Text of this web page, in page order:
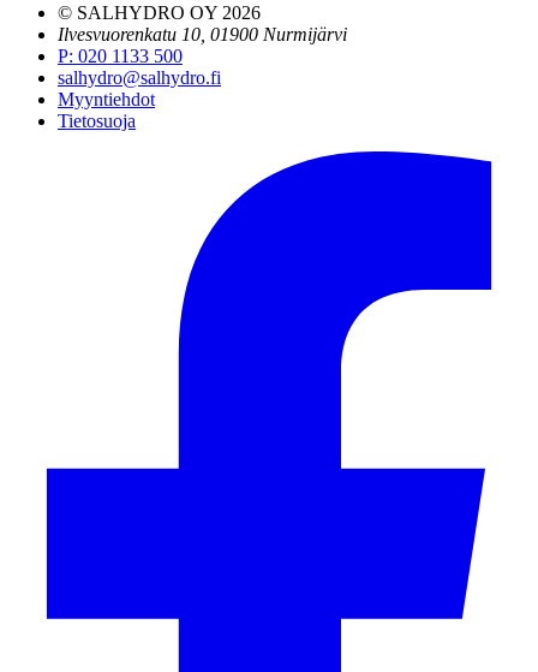
© SALHYDRO OY 2026
Ilvesvuorenkatu 10, 01900 Nurmijärvi
P: 020 1133 500
salhydro@salhydro.fi
Myyntiehdot
Tietosuoja